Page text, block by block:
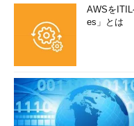
AWSを
es」とは